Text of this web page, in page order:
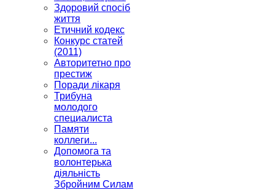
Здоровий спосіб
життя
Етичний кодекс
Конкурс статей
(2011)
Авторитетно про
престиж
Поради лікаря
Трибуна
молодого
специалиста
Памяти
коллеги...
Допомога та
волонтерька
діяльність
Збройним Силам